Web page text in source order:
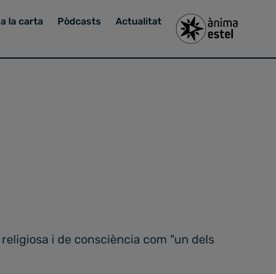
la carta Pòdcasts Actualitat
i de consciència com "un dels